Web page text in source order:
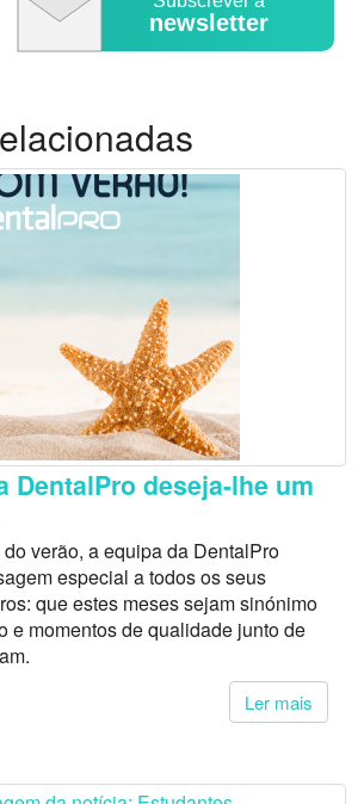
newsletter
DentalPro deseja-lhe um
verão, a equipa da DentalPro
especial a todos os seus
que estes meses sejam sinónimo
e momentos de qualidade junto de
Ler mais